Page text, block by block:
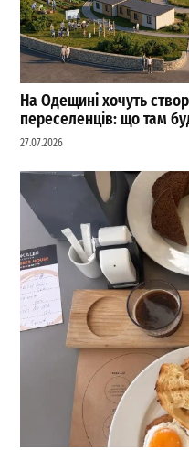
На Одещині хочуть
переселенців: що там
27.07.2026